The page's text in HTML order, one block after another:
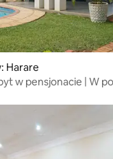
Harare
w pensjonacie | W